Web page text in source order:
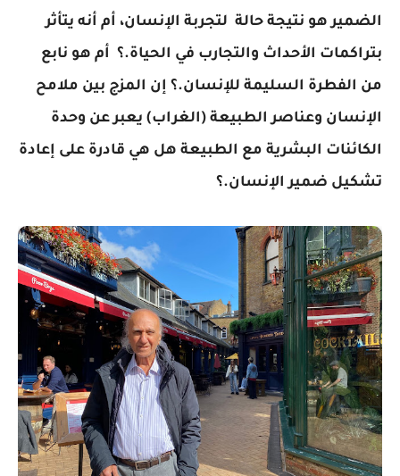
الضمير هو نتيجة حالة لتجربة الإنسان، أم أنه يتأثر
بتراكمات الأحداث والتجارب في الحياة.؟ أم هو نابع
من الفطرة السليمة للإنسان.؟ إن المزج بين ملامح
الإنسان وعناصر الطبيعة (الغراب) يعبر عن وحدة
الكائنات البشرية مع الطبيعة هل هي قادرة على إعادة
تشكيل ضمير الإنسان.؟